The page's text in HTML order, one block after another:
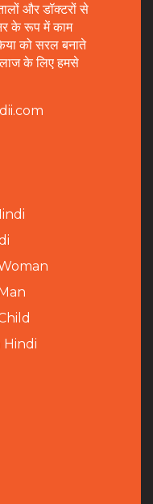
और डॉक्टरों से
के रूप में काम
को सरल बनाते
के लिए हमसे
Hindi